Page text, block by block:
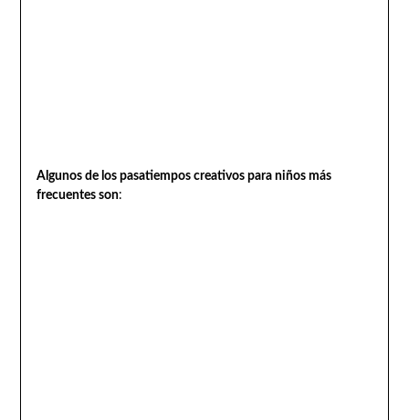
Algunos de los pasatiempos creativos para niños más
frecuentes son: